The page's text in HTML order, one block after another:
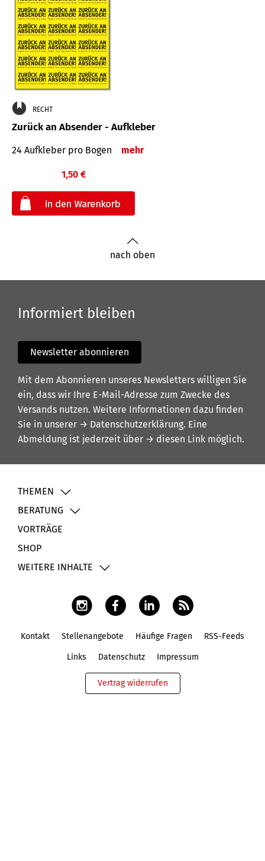
RECHT
Zurück an Absender - Aufkleber
24 Aufkleber pro Bogen mehr
1,50 €
nach oben
Informiert bleiben
Newsletter abonnieren
Mit dem Abonnieren unseres Newsletters willigen Sie
ein, dass wir Ihre E-Mail-Adresse zum Zwecke des
Versands nutzen. Weitere Informationen dazu finden
Sie in unserer → Datenschutzerklärung. Eine
Abmeldung ist jederzeit über → diesen Link möglich.
THEMEN
BERATUNG
VORTRÄGE
SHOP
WEITERE INHALTE
Kontakt Stellenangebote Häufige Fragen RSS-Feeds
Links Datenschutz Impressum
Vertrag widerrufen